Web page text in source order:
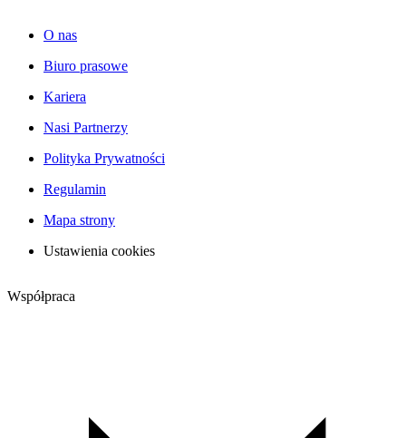
O nas
Biuro prasowe
Kariera
Nasi Partnerzy
Polityka Prywatności
Regulamin
Mapa strony
Ustawienia cookies
Współpraca